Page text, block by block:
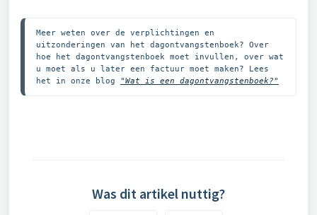
Meer weten over de verplichtingen en
uitzonderingen van het dagontvangstenboek? Over
hoe het dagontvangstenboek moet invullen, over wat
u moet als u later een factuur moet maken? Lees
het in onze blog "Wat is een dagontvangstenboek?"
Was dit artikel nuttig?